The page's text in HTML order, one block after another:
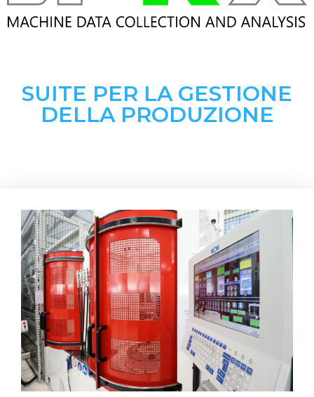
SUITE PER LA GESTIONE
DELLA PRODUZIONE